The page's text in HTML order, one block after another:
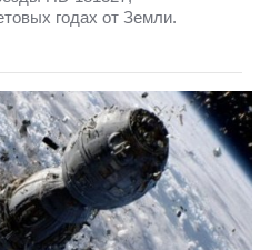
годах от Земли.